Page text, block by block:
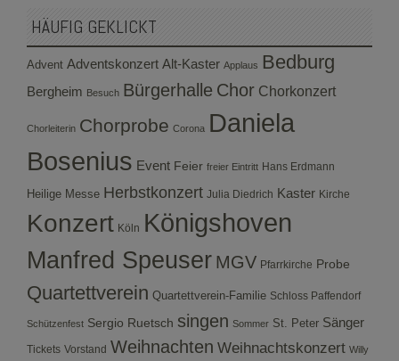
HÄUFIG GEKLICKT
Advent Adventskonzert Alt-Kaster Applaus Bedburg
Bergheim Besuch Bürgerhalle Chor Chorkonzert
Chorleiterin Chorprobe Corona Daniela
Bosenius Event Feier freier Eintritt Hans Erdmann
Heilige Messe Herbstkonzert Julia Diedrich Kaster Kirche
Konzert Köln Königshoven
Manfred Speuser MGV Pfarrkirche Probe
Quartettverein Quartettverein-Familie Schloss Paffendorf
Schützenfest Sergio Ruetsch singen Sommer St. Peter Sänger
Tickets Vorstand Weihnachten Weihnachtskonzert Willy